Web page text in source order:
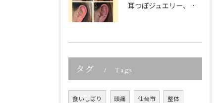
耳つぼジュエリー、「可愛いだけでしょ？」って思っていませんか...
タグ Tags
食いしばり 頭痛 仙台市 整体